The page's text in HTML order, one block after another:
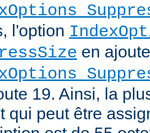
l'option
en
19. Ainsi, la
qui peut être